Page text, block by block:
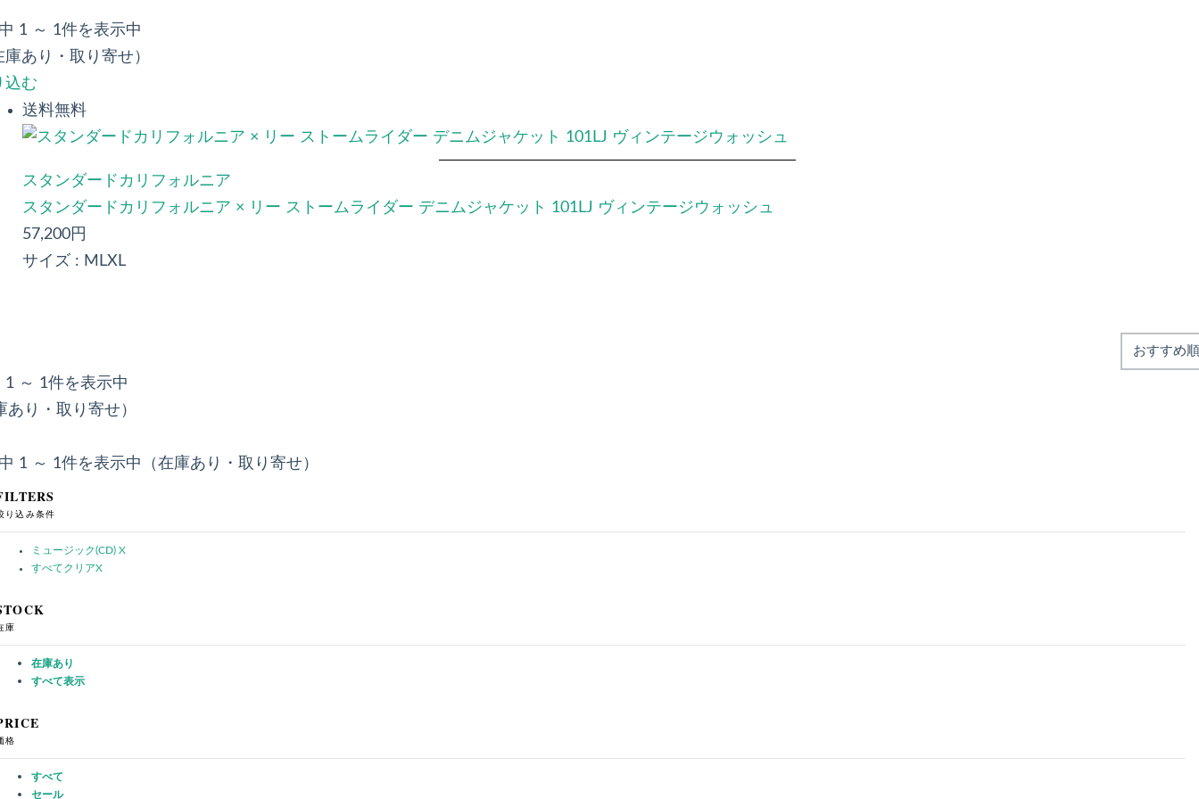
1 ～ 1件を表示中
庫あり・取り寄せ）
込む
送料無料
スタンダードカリフォルニア
スタンダードカリフォルニア × リー ストームライダー デニムジャケット 101LJ ヴィンテージウォッシュ
57,200円
サイズ : M LXL
1 ～ 1件を表示中
あり・取り寄せ）
1 ～ 1件を表示中（在庫あり・取り寄せ）
り込み条件
ミュージック(CD) X
すべてクリアX
庫
在庫あり
すべて表示
格
すべて
セール